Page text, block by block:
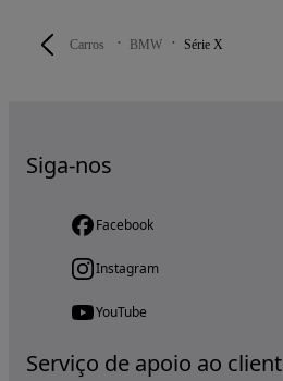
Carros BMW Série X
Siga-nos
Facebook
Instagram
YouTube
Serviço de apoio ao